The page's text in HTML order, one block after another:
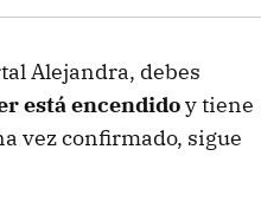
Alejandra, debes
está encendidoy tiene
vez confirmado, sigue